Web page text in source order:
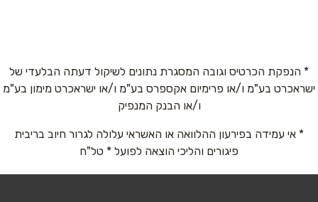
אנא חזרו אלי בקשר ל...
* הנפקת הכרטיס וגובה המסגרת נתונים לשיקול דעתה הבלעדי של
ישראכרט בע"מ ו/או פרימיום אקספרס בע"מ ו/או ישראכרט מימון בע"מ
ו/או הבנק המנפיק
* אי עמידה בפירעון ההלוואה או האשראי עלולה לגרור חיוב בריבית
פיגורים והליכי הוצאה לפועל * טל"ח